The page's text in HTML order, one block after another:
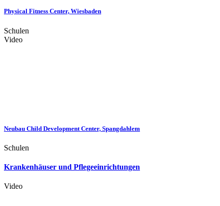
Physical Fitness Center, Wiesbaden
Schulen
Video
Neubau Child Development Center, Spangdahlem
Schulen
Krankenhäuser und Pflegeeinrichtungen
Video